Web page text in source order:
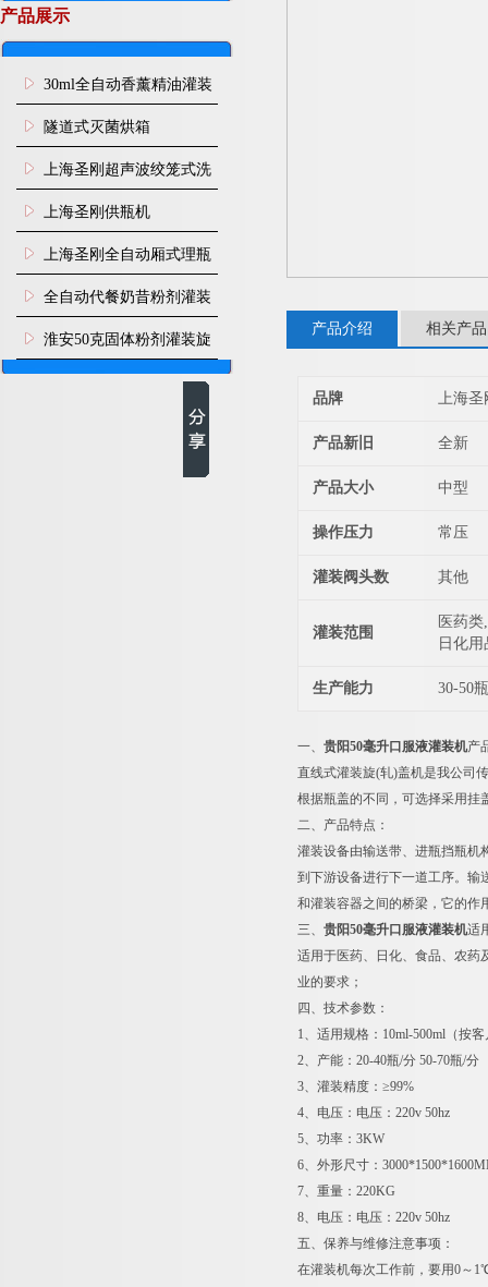
产品展示
30ml全自动香薰精油灌装
旋盖机
隧道式灭菌烘箱
上海圣刚超声波绞笼式洗
瓶机
上海圣刚供瓶机
上海圣刚全自动厢式理瓶
机
全自动代餐奶昔粉剂灌装
生产线
淮安50克固体粉剂灌装旋
盖机
产品介绍 相关产品
品牌 上海圣
产品新旧 全新
产品大小 中型
操作压力 常压
灌装阀头数 其他
灌装范围
医药
日化
生产能力 30-50
一、 贵阳50毫升口服液灌装机产
直线式灌装旋(轧)盖机是我公司
根据瓶盖的不同，可选择采用挂
二、产品特点：
灌装设备由输送带、进瓶挡瓶机
到下游设备进行下一道工序。输
和灌装容器之间的桥梁，它的作
三、 贵阳50毫升口服液灌装机适
适用于医药、日化、食品、农药
业的要求；
四、技术参数：
1、适用规格：10ml-500ml（按
2、产能：20-40瓶/分 50-70瓶/分
3、灌装精度：≥99%
4、电压：电压：220v 50hz
5、功率：3KW
6、外形尺寸：
7、重量：220KG
8、电压：电压：220v 50hz
五、保养与维修注意事项：
在灌装机每次工作前，要用0～